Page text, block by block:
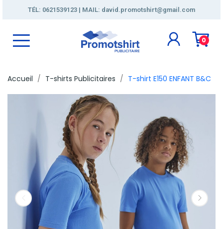
TÉL: 0621539123 | MAIL: david.promotshirt@gmail.com
0
Accueil T-shirts Publicitaires T-shirt E150 ENFANT B&C